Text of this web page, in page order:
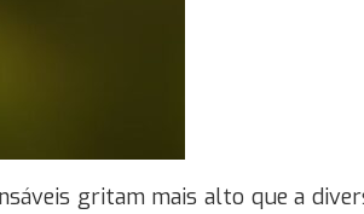
gritam mais alto que a